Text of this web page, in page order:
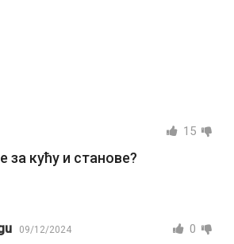
15
за кућу и станове?
09/12/2024 0